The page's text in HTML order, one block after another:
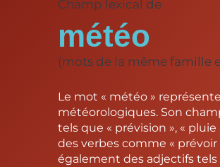
Champ lexical de
météo
(mots de la même famille
Le mot « météo »
météorologiques. Son
tels que « prévision », « pluie
des verbes comme « prévoir
également des adjectifs tels